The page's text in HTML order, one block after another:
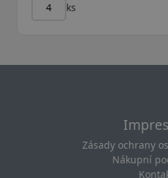
ks
Zásady ochrany
Nákupní